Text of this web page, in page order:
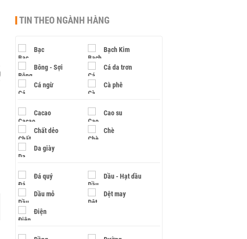
TIN THEO NGÀNH HÀNG
Bạc Bạch Kim
Bông - Sợi Cá da trơn
Cá ngừ Cà phê
Cacao Cao su
Chất dẻo Chè
Da giày
Đá quý Dầu - Hạt dầu
Dầu mỏ Dệt may
Điện